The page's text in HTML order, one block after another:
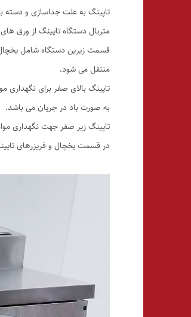
تاپینگ به علت جداسازی و دسته
متریال دستگاه تاپینگ از ورق های استنلس استیل به
قسمت زیرین دستگاه شامل یخچال
منتقل می شود.
تاپینگ بالای صفر برای
به صورت باد در جریان می باشد.
تاپینگ زیر صفر جهت نگهداری
در قسمت یخچال و فریزرهای